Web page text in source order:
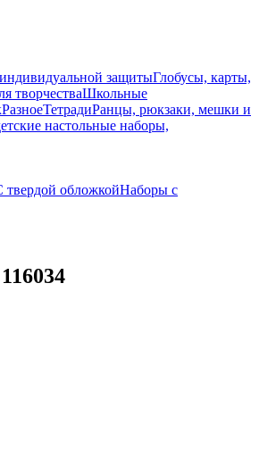
защитыГлобусы, карты,
творчестваШкольные
РазноеТетрадиРанцы, рюкзаки, мешки и
настольные наборы,
твердой обложкойНаборы с